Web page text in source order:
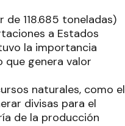
118.685 toneladas)
a Estados
la importancia
genera valor
naturales, como el
divisas para el
de la producción